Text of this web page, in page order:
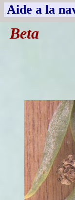
Aide a la
Beta